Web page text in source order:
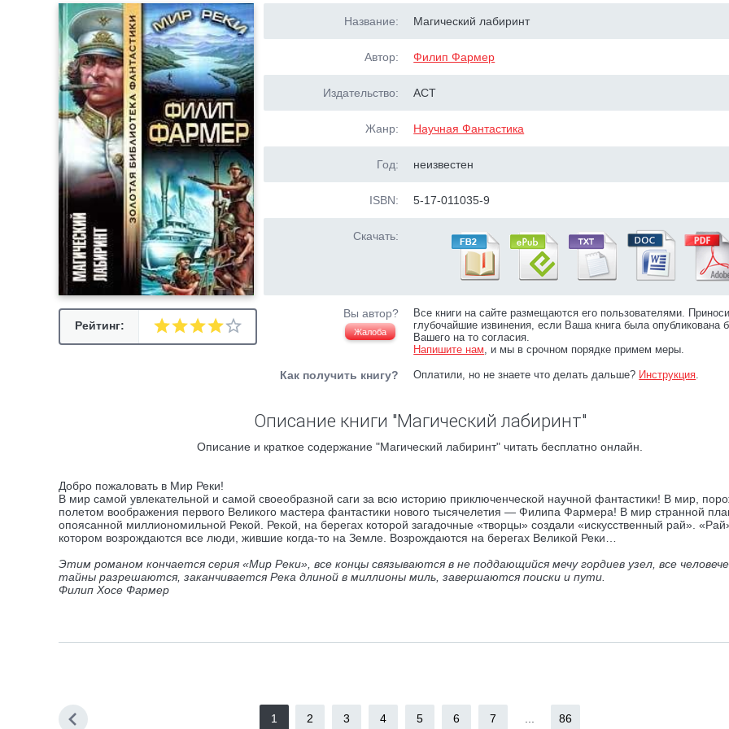
Рейтинг:
Название: Магический лабиринт
Автор: Филип Фармер
Издательство: АСТ
Жанр: Научная Фантастика
Год: неизвестен
ISBN: 5-17-011035-9
Скачать:
Вы автор?
Жалоба
Все книги на сайте размещаются его пользователями.
глубочайшие извинения, если Ваша книга была опубликована
Вашего на то согласия.
Напишите нам, и мы в срочном порядке примем меры.
Как получить книгу? Оплатили, но не знаете что делать дальше? Инструкция.
Описание книги "Магический лабиринт"
Описание и краткое содержание "Магический лабиринт" читать бесплатно онлайн.
Добро пожаловать в Мир Реки!
В мир самой увлекательной и самой своеобразной саги за всю историю приключенческой научной фантастики! В мир,
полетом воображения первого Великого мастера фантастики нового тысячелетия — Филипа Фармера! В мир странной
опоясанной миллиономильной Рекой. Рекой, на берегах которой загадочные «творцы» создали «искусственный рай».
котором возрождаются все люди, жившие когда-то на Земле. Возрождаются на берегах Великой Реки…
Этим романом кончается серия «Мир Реки», все концы связываются в не поддающийся мечу гордиев узел, все
тайны разрешаются, заканчивается Река длиной в миллионы миль, завершаются поиски и пути.
Филип Хосе Фармер
1 2 3 4 5 6 7 86